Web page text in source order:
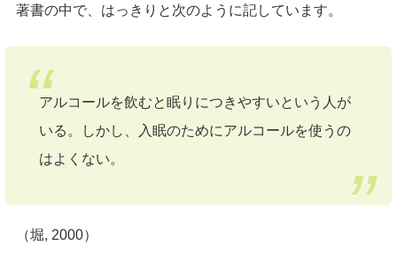
著書の中で、はっきりと次のように記しています。
アルコールを飲むと眠りにつきやすいという人が
いる。しかし、入眠のためにアルコールを使うの
はよくない。
（堀, 2000）